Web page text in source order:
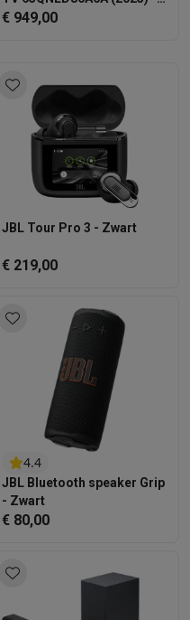
65 inch
€ 949,00
JBL Tour Pro 3 - Zwart
€ 219,00
4.4
JBL Bluetooth speaker Grip
- Zwart
€ 80,00